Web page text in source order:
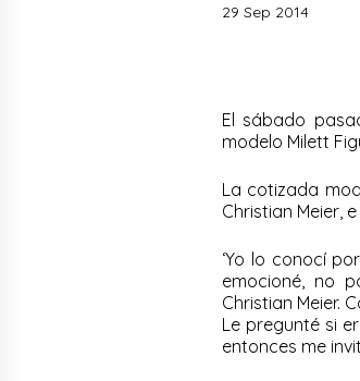
29 Sep 2014
El sábado
modelo Milett
La cotizada
Christian Meier,
‘Yo lo conocí
emocioné, no
Christian Meier.
Le pregunté si
entonces me